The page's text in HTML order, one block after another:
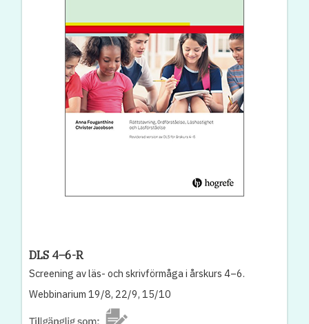
DLS 4–6-R
Screening av läs- och skrivförmåga i årskurs 4–6.
Webbinarium 19/8, 22/9, 15/10